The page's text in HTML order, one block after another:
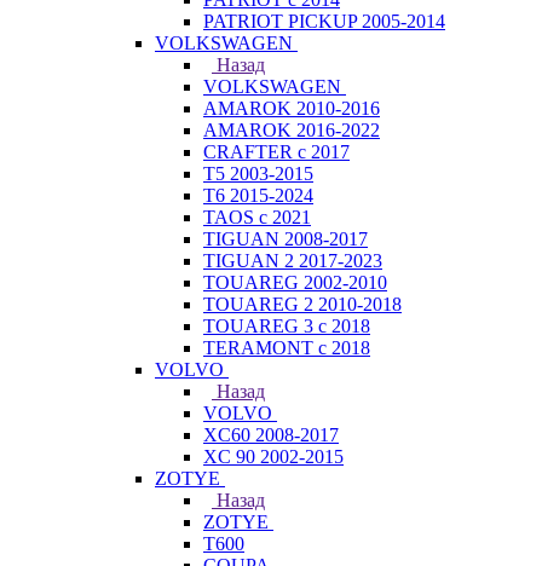
PATRIOT PICKUP 2005-2014
VOLKSWAGEN
Назад
VOLKSWAGEN
AMAROK 2010-2016
AMAROK 2016-2022
CRAFTER с 2017
T5 2003-2015
T6 2015-2024
TAOS с 2021
TIGUAN 2008-2017
TIGUAN 2 2017-2023
TOUAREG 2002-2010
TOUAREG 2 2010-2018
TOUAREG 3 с 2018
TERAMONT с 2018
VOLVO
Назад
VOLVO
XC60 2008-2017
XC 90 2002-2015
ZOTYE
Назад
ZOTYE
T600